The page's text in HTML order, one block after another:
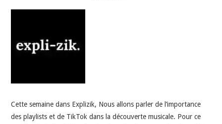
INDÉPENDANTS
Cette semaine dans Explizik, Nous allons parler de l’importance
des playlists et de TikTok dans la découverte musicale. Pour ce